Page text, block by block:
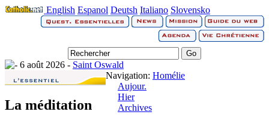
English Espanol Deutsh Italiano Slovensko
6 août 2026 - Saint Oswald
La méditation
Navigation: Homélie
Aujour.
Hier
Archives